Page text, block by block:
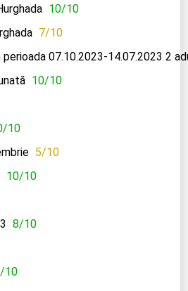
10/10
7/10
perioada 07.10.2023-14.07.2023 2
10/10
10
5/10
10/10
8/10
10